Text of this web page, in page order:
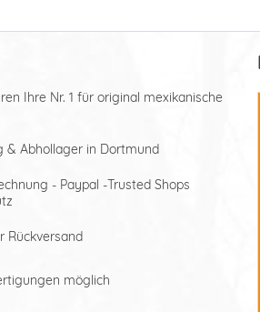
Ihre Nr. 1 für original mexikanische
& Abhollager in Dortmund
- Paypal -Trusted Shops
Rückversand
möglich